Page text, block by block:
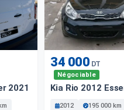
2021 Diesel
34 000 DT
Négociable
Kia Rio 2012
2012
195 000 km